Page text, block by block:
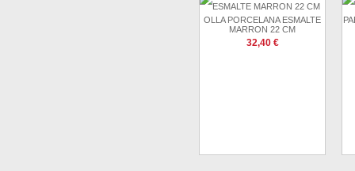
OLLA PORCELANA ESMALTE
MARRON 22 CM
32,40 €